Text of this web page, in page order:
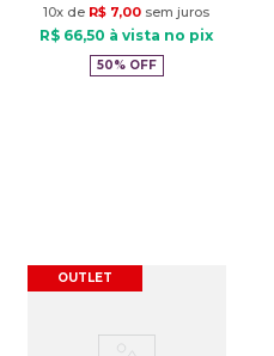
10x de R$ 7,00 sem juros
R$ 66,50 à vista no pix
50%OFF
OUTLET